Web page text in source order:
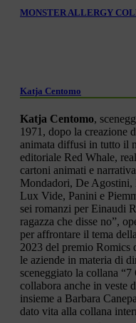
MONSTER ALLERGY
Katja Centomo
Katja Centomo,
1971, dopo la creazione
animata diffusi in tutto il
editoriale Red Whale,
cartoni animati e
Mondadori, De
Lux Vide, Panini e
sei romanzi per Einaudi
ragazza che disse no”,
per affrontare il tema
2023 del premio Romics
le aziende in materia di
sceneggiato la collana
collabora anche in veste
insieme a Barbara
dato vita alla collana